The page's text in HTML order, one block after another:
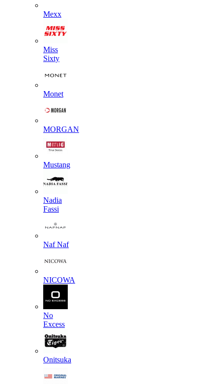
Mexx
Miss
Sixty
Monet
MORGAN
Mustang
Nadia
Fassi
Naf Naf
NICOWA
No
Excess
Onitsuka